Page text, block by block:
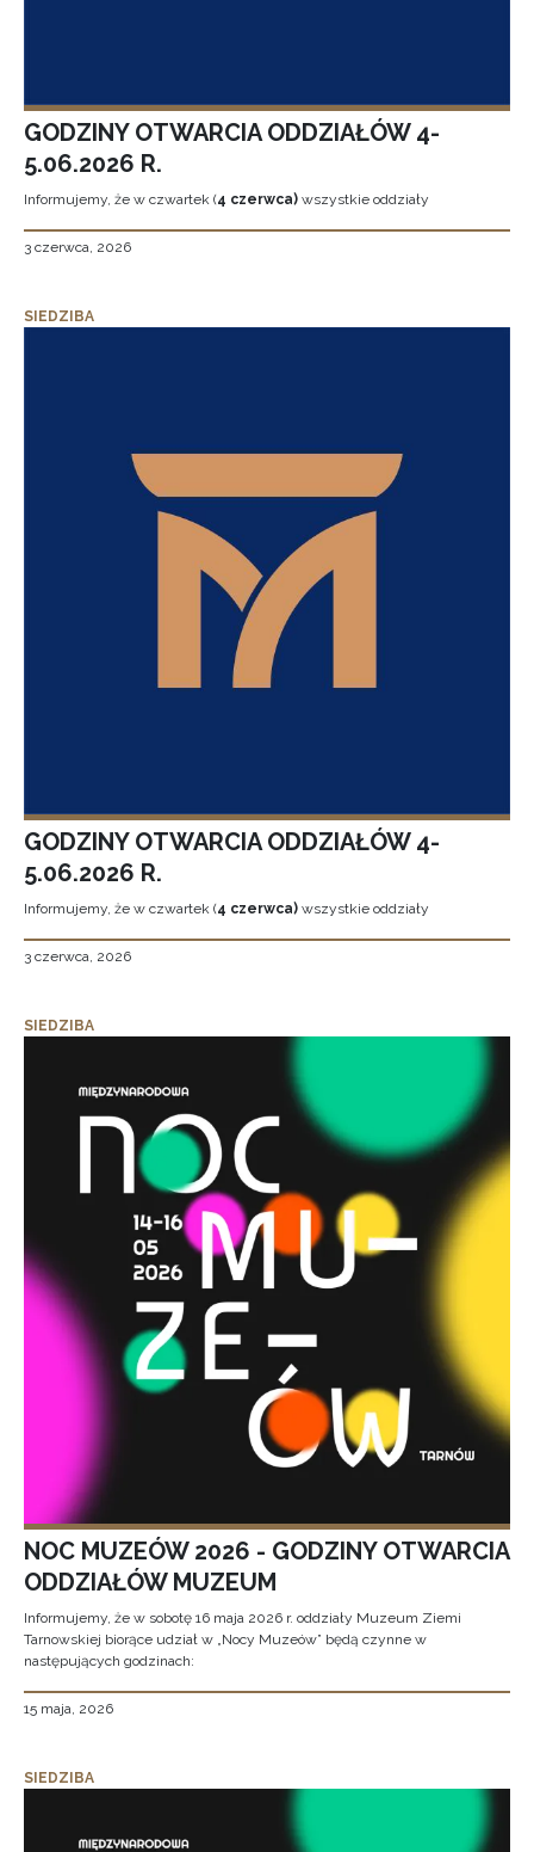
GODZINY OTWARCIA ODDZIAŁÓW 4-
5.06.2026 R.
Informujemy, że w czwartek (4 czerwca) wszystkie oddziały
3 czerwca, 2026
SIEDZIBA
GODZINY OTWARCIA ODDZIAŁÓW 4-
5.06.2026 R.
Informujemy, że w czwartek (4 czerwca) wszystkie oddziały
3 czerwca, 2026
SIEDZIBA
NOC MUZEÓW 2026 - GODZINY OTWARCIA
ODDZIAŁÓW MUZEUM
Informujemy, że w sobotę 16 maja 2026 r. oddziały Muzeum Ziemi
Tarnowskiej biorące udział w „Nocy Muzeów” będą czynne w
następujących godzinach:
15 maja, 2026
SIEDZIBA